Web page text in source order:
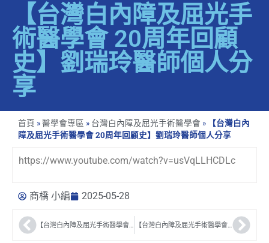
【台灣白內障及屈光手
術醫學會 20周年回顧
史】劉瑞玲醫師個人分
享
首頁 »醫學會專區 » 台灣白內障及屈光手術醫學會 »
【台灣白內
障及屈光手術醫學會 20周年回顧史】劉瑞玲醫師個人分享
https://www.youtube.com/watch?v=usVqLLHCDLc
商橋 小編 2025-05-28
【台灣白內障及屈光手術醫學會 20周年回顧史】翁林仲醫師個人分享 【台灣白內障及屈光手術醫學會 20周年回顧史】梁有松醫師個人分享